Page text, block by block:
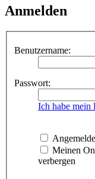
Anmelden
Benutzername:
Passwort:
Ich habe mein
Meinen
verbergen